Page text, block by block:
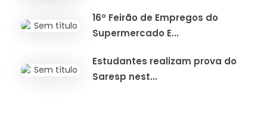
16º Feirão de Empregos do
Supermercado E...
Estudantes realizam prova do
Saresp nest...